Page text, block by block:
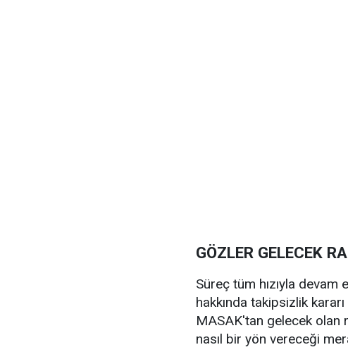
GÖZLER GELECEK
Süreç tüm hızıyla devam
hakkında takipsizlik
MASAK'tan gelecek olan
nasıl bir yön vereceği